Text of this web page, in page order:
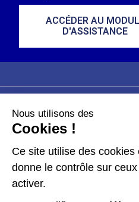
ACCÉDER AU
D'ASSISTANCE
Plan du site
Données personnelles
Gérer les cookies
Nous utilisons des
Cookies !
Ce site utilise des cookies
donne le contrôle sur
activer.